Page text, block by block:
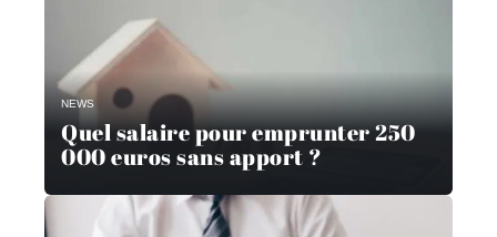
NEWS
Quel salaire pour emprunter 250
000 euros sans apport ?